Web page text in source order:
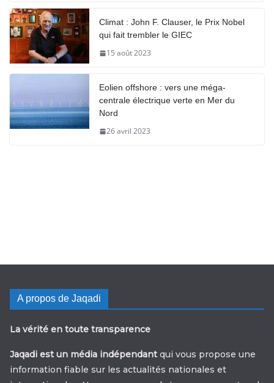
Climat : John F. Clauser, le Prix Nobel
qui fait trembler le GIEC
15 août 2023
Eolien offshore : vers une méga-
centrale électrique verte en Mer du
Nord
26 avril 2023
A propos de Jaqadi
La vérité en toute transparence
Jaqadi est un média indépendant qui vous propose une
information fiable sur les actualités nationales et